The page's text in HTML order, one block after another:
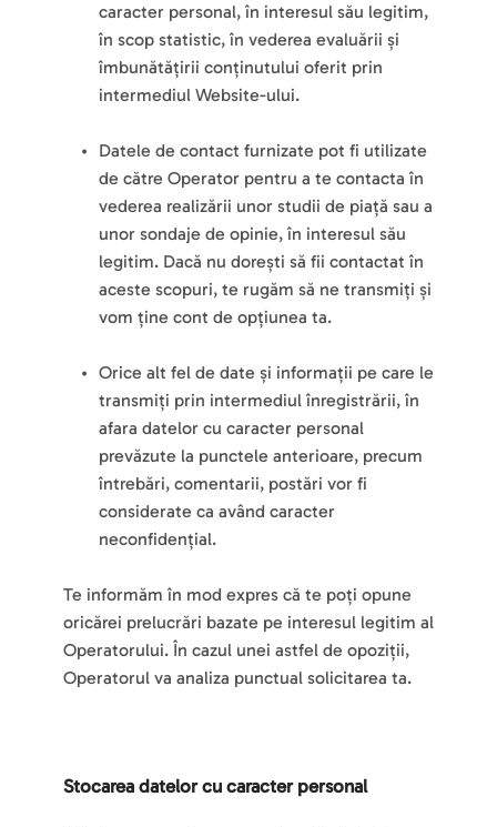
caracter personal, în interesul său legitim,
în scop statistic, în vederea evaluării și
îmbunătățirii conținutului oferit prin
intermediul Website-ului.
Datele de contact furnizate pot fi utilizate
de către Operator pentru a te contacta în
vederea realizării unor studii de piață sau a
unor sondaje de opinie, în interesul său
legitim. Dacă nu dorești să fii contactat în
aceste scopuri, te rugăm să ne transmiți și
vom ține cont de opțiunea ta.
Orice alt fel de date și informații pe care le
transmiți prin intermediul înregistrării, în
afara datelor cu caracter personal
prevăzute la punctele anterioare, precum
întrebări, comentarii, postări vor fi
considerate ca având caracter
neconfidențial.
Te informăm în mod expres că te poți opune
oricărei prelucrări bazate pe interesul legitim al
Operatorului. În cazul unei astfel de opoziții,
Operatorul va analiza punctual solicitarea ta.
Stocarea datelor cu caracter personal